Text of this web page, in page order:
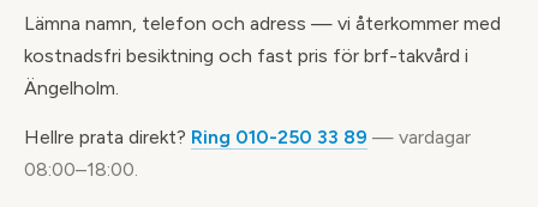
Lämna namn, telefon och adress — vi återkommer med
kostnadsfri besiktning och fast pris för brf-takvård i
Ängelholm.
Hellre prata direkt? Ring 010-250 33 89 — vardagar
08:00–18:00.